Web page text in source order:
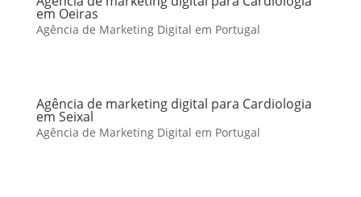
em Oeiras
Agência de Marketing Digital em Portugal
Agência de marketing digital para Cardiologia
em Seixal
Agência de Marketing Digital em Portugal